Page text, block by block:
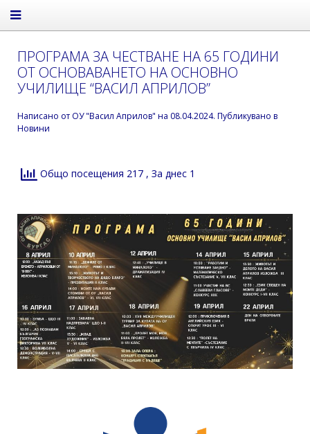
ПРОГРАМА ЗА ЧЕСТВАНЕ НА 65 ГОДИНИ
ОТ ОСНОВАВАНЕТО НА ОСНОВНО
УЧИЛИЩЕ “ВАСИЛ АПРИЛОВ”
Написано от ОУ "Васил Априлов" на 08.04.2024. Публикувано в
Новини
Общо посещения 217 , За днес 1